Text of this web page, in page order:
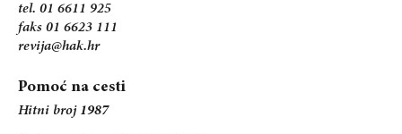
tel. 01 6611 925
faks 01 6623 111
revija@hak.hr
Pomoć na cesti
Hitni broj 1987